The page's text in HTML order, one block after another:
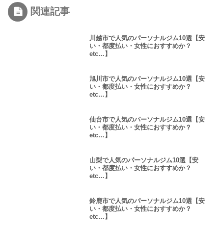
関連記事
川越市で人気のパーソナルジム10選【安
い・都度払い・女性におすすめか？
etc…】
旭川市で人気のパーソナルジム10選【安
い・都度払い・女性におすすめか？
etc…】
仙台市で人気のパーソナルジム10選【安
い・都度払い・女性におすすめか？
etc…】
山梨で人気のパーソナルジム10選【安
い・都度払い・女性におすすめか？
etc…】
鈴鹿市で人気のパーソナルジム10選【安
い・都度払い・女性におすすめか？
etc…】